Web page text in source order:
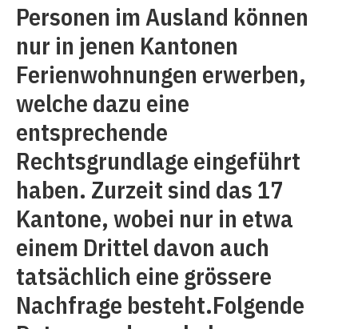
Personen im Ausland können
nur in jenen Kantonen
Ferienwohnungen erwerben,
welche dazu eine
entsprechende
Rechtsgrundlage eingeführt
haben. Zurzeit sind das 17
Kantone, wobei nur in etwa
einem Drittel davon auch
tatsächlich eine grössere
Nachfrage besteht.Folgende